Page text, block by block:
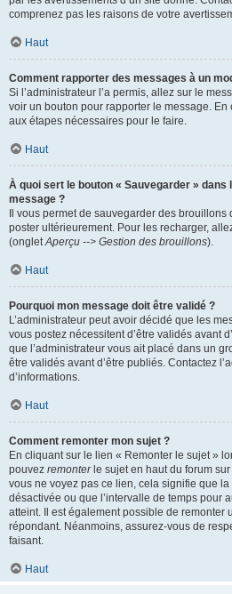
comprenez pas les raisons de votre
Haut
Comment rapporter des messages à un
Si l’administrateur l’a permis, allez sur le
voir un bouton pour rapporter le message.
aux étapes nécessaires pour le faire.
Haut
À quoi sert le bouton « Sauvegarder » dans
message ?
Il vous permet de sauvegarder des
poster ultérieurement. Pour les recharger,
(ongletAperçu --> Gestion des brouillons).
Haut
Pourquoi mon message doit être validé ?
L’administrateur peut avoir décidé que les
vous postez nécessitent d’être validés avant
que l’administrateur vous ait placé dans un
être validés avant d’être publiés. Contactez
d’informations.
Haut
Comment remonter mon sujet ?
En cliquant sur le lien « Remonter le sujet »
pouvez remonterle sujet en haut du forum
vous ne voyez pas ce lien, cela signifie que
désactivée ou que l’intervalle de temps pour
atteint. Il est également possible de remonter
répondant. Néanmoins, assurez-vous de
faisant.
Haut